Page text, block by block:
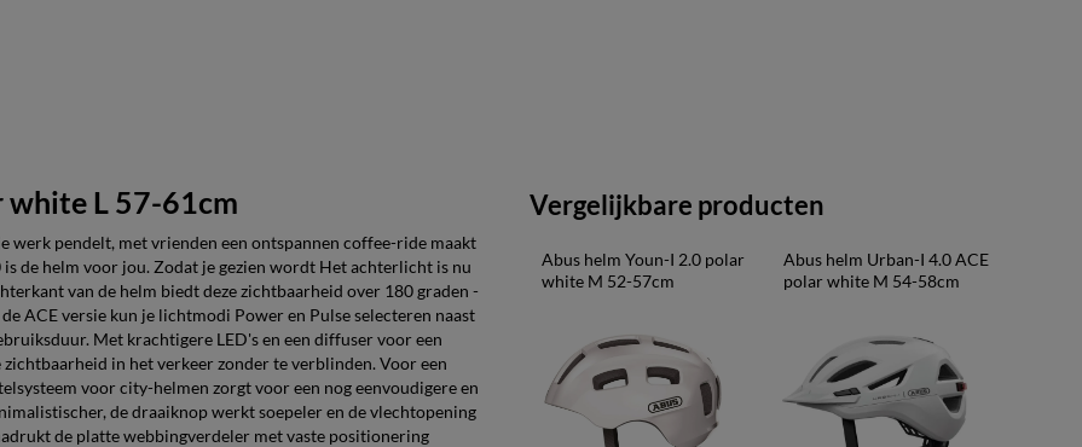
white L 57-61cm
werk pendelt, met vrienden een ontspannen coffee-ride maakt
de helm voor jou. Zodat je gezien wordt Het achterlicht is nu
van de helm biedt deze zichtbaarheid over 180 graden -
ACE versie kun je lichtmodi Power en Pulse selecteren naast
Met krachtigere LED's en een diffuser voor een
in het verkeer zonder te verblinden. Voor een
voor city-helmen zorgt voor een nog eenvoudigere en
de draaiknop werkt soepeler en de vlechtopening
de platte webbingverdeler met vaste positionering
Vergelijkbare producten
Abus helm Youn-I 2.0 polar
white M 52-57cm
Abus helm Urban-I 4.0 ACE
polar white M 54-58cm